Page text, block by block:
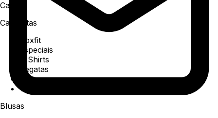
Camisa
Camisetas
Boxfit
Especiais
T-Shirts
Regatas
Polo
Ver todos
Blusas